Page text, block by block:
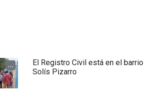
...
El Registro Civil está en el barrio
Solís Pizarro